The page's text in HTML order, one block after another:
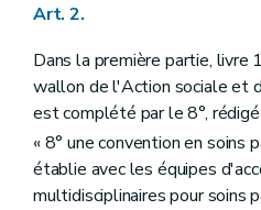
Art. 2.
Dans la première partie, livre 1
wallon de l'Action sociale et
est complété par le 8°,
« 8° une convention en soins
établie avec les équipes
multidisciplinaires pour soins